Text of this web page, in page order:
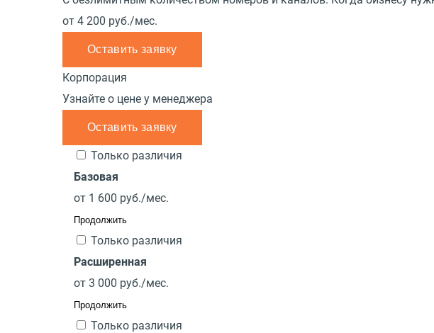
от 4 200 руб./мес.
Оставить заявку
Корпорация
Узнайте о цене у менеджера
Оставить заявку
Только различия
Базовая
от 1 600 руб./мес.
Продолжить
Только различия
Расширенная
от 3 000 руб./мес.
Продолжить
Только различия